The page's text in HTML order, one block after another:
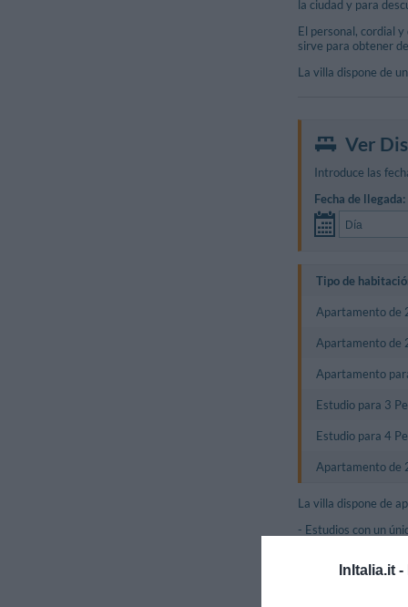
InItalia.it -
la ciudad y para
El personal, cordial
sirve para obtener
La villa dispone de
Ver
Introduce las
Fecha de llegada:
Tipo de
Apartamento de
Apartamento de
Apartamento
Estudio para 3
Estudio para 4
Apartamento de
La villa dispone de
- Estudios con un
- Apartamento de
matrimonio y cama